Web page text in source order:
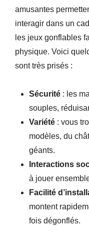
amusantes
interagir dans un
les jeux gonflables
physique. Voici
sont très prisés :
Sécurité : les
souples,
Variété : vous
modèles, du
géants.
Interactions
à jouer
Facilité
montent
fois dégonflés.